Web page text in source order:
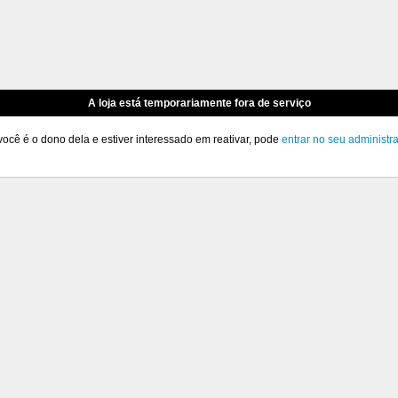
A loja está temporariamente fora de serviço
é o dono dela e estiver interessado em reativar, pode entrar no seu